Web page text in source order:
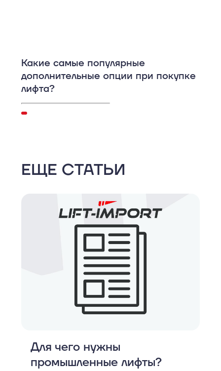
Какие самые популярные
дополнительные опции при покупке
лифта?
ЕЩЕ СТАТЬИ
Для чего нужны
промышленные лифты?